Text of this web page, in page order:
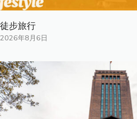
徒步旅行
2026年8月6日